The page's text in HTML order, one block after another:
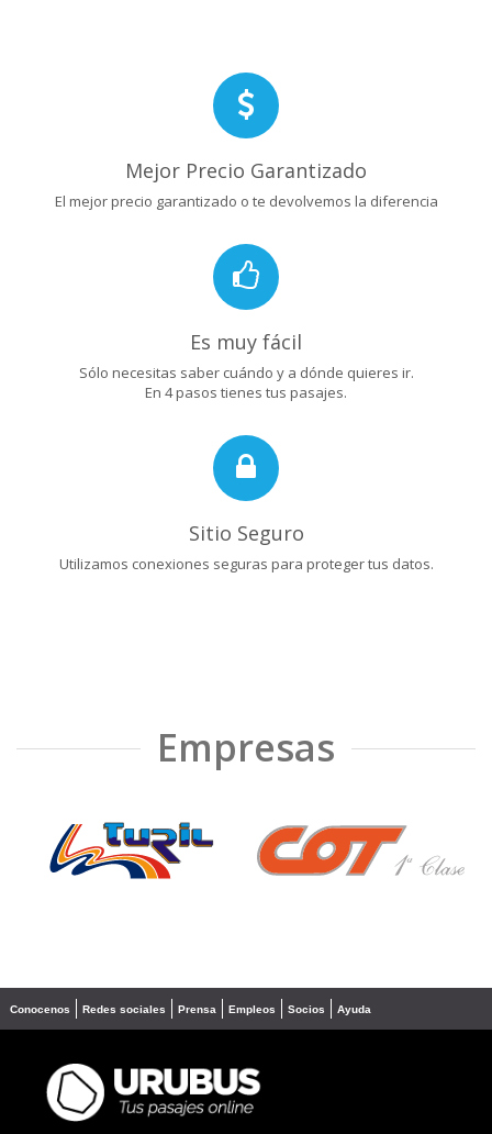
Mejor Precio Garantizado
El mejor precio garantizado o te devolvemos la diferencia
Es muy fácil
Sólo necesitas saber cuándo y a dónde quieres ir.
En 4 pasos tienes tus pasajes.
Sitio Seguro
Utilizamos conexiones seguras para proteger tus datos.
Empresas
❮ ❯
Conocenos Redes sociales Prensa Empleos Socios Ayuda